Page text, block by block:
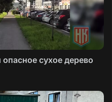
сухое дерево